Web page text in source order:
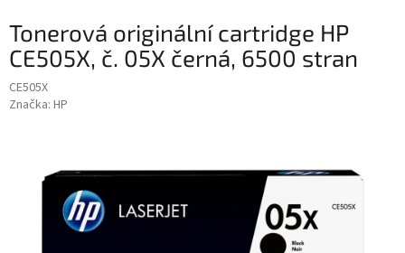
Tonerová originální cartridge HP
CE505X, č. 05X černá, 6500 stran
CE505X
Značka: HP